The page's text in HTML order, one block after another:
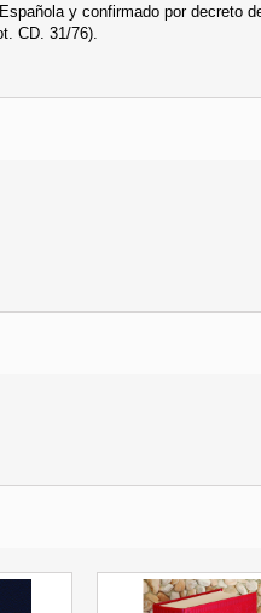
y confirmado por decreto
CD. 31/76).